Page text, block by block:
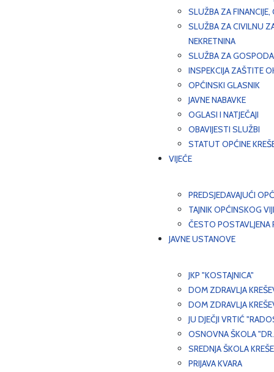
SLUŽBA ZA
SLUŽBA ZA CIVILNU
NEKRETNINA
SLUŽBA ZA
INSPEKCIJA ZAŠTITE
OPĆINSKI GLASNIK
JAVNE NABAVKE
OGLASI I NATJEČAJI
OBAVIJESTI SLUŽBI
STATUT OPĆINE
VIJEĆE
PREDSJEDAVAJUĆI
TAJNIK OPĆINSKOG
ČESTO POSTAVLJENA
JAVNE USTANOVE
JKP "KOSTAJNICA"
DOM ZDRAVLJA
DOM ZDRAVLJA
JU DJEČJI VRTIĆ
OSNOVNA ŠKOLA
SREDNJA ŠKOLA
PRIJAVA KVARA